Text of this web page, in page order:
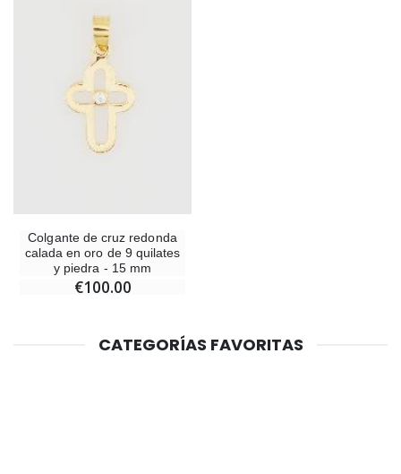
Colgante de cruz redonda
calada en oro de 9 quilates
y piedra - 15 mm
€100.00
CATEGORÍAS FAVORITAS